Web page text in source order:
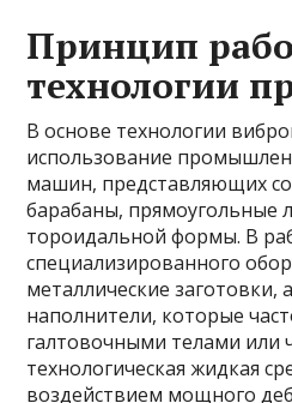
Принцип
технологии
В основе технологии
использование
машин, представляющих
барабаны, прямоугольные
тороидальной формы. В
специализированного
металлические заготовки,
наполнители, которые
галтовочными телами или
технологическая жидкая
воздействием мощного